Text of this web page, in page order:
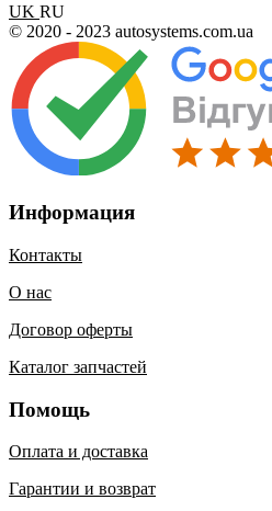
UK RU
© 2020 - 2023 autosystems.com.ua
Информация
Контакты
О нас
Договор оферты
Каталог запчастей
Помощь
Оплата и доставка
Гарантии и возврат